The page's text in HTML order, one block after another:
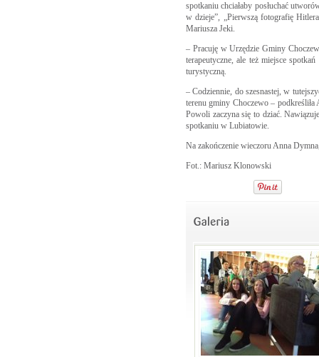
spotkaniu chciałaby posłuchać
w dzieje”, „Pierwszą fotografię
Mariusza Jeki.
– Pracuję w Urzędzie Gminy
terapeutyczne, ale też miejsce
turystyczną.
– Codziennie, do szesnastej, w
terenu gminy Choczewo – podkreśliła
Powoli zaczyna się to dziać.
spotkaniu w Lubiatowie.
Na zakończenie wieczoru Anna
Fot.: Mariusz Klonowski